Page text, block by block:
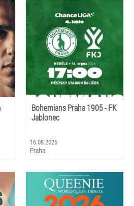
Bohemians Praha 1905 - FK
Jablonec
16.08.2026
Praha